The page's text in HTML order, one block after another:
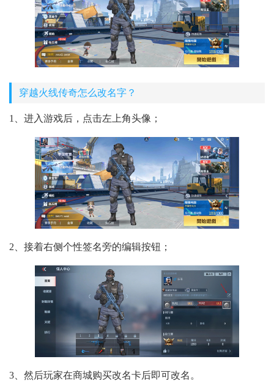
穿越火线传奇怎么改名字？
1、进入游戏后，点击左上角头像；
2、接着右侧个性签名旁的编辑按钮；
3、然后玩家在商城购买改名卡后即可改名。